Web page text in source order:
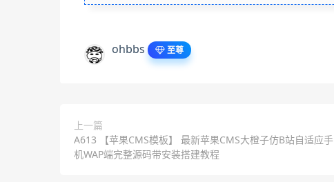
ohbbs 至尊
上一篇
A613 【苹果CMS模板】 最新苹果CMS大橙子仿B站自适应手
机WAP端完整源码带安装搭建教程